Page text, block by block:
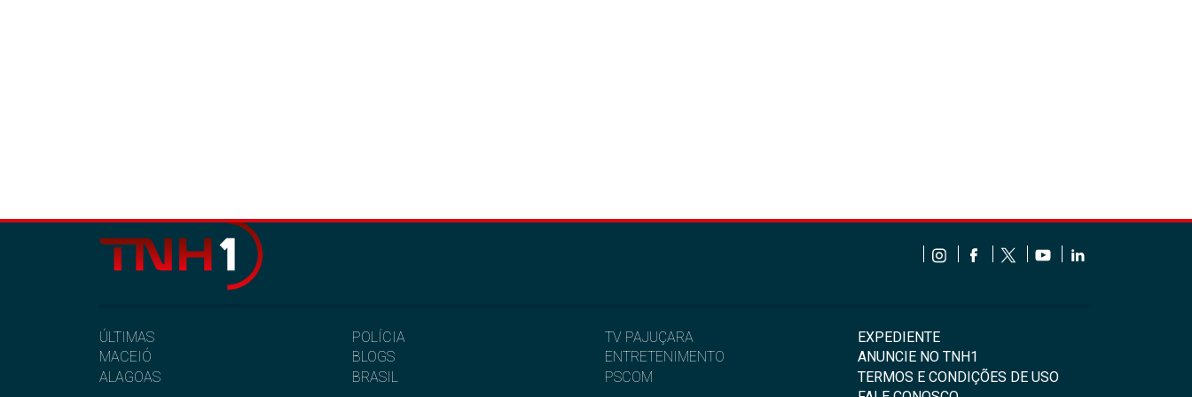
ÚLTIMAS
MACEIÓ
ALAGOAS
POLÍCIA
BLOGS
BRASIL
TV PAJUÇARA
ENTRETENIMENTO
PSCOM
EXPEDIENTE
ANUNCIE NO TNH1
TERMOS E CONDIÇÕES DE USO